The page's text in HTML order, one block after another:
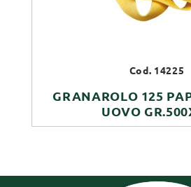
Cod. 14225
GRANAROLO 125
UOVO